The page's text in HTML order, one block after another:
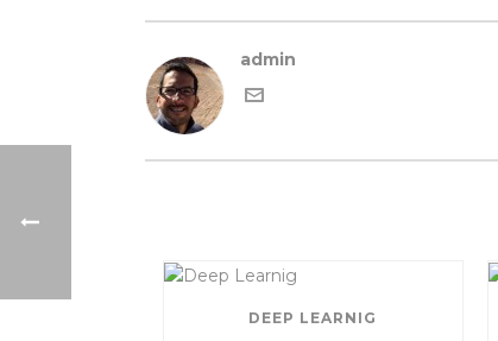
admin
DEEP LEARNIG